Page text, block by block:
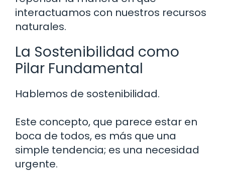
interactuamos con nuestros recursos
naturales.
La Sostenibilidad como
Pilar Fundamental
Hablemos de sostenibilidad.
Este concepto, que parece estar en
boca de todos, es más que una
simple tendencia; es una necesidad
urgente.